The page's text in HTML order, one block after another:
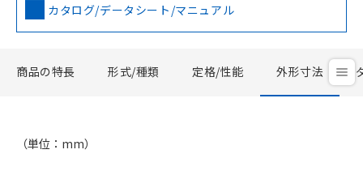
カタログ/データシート/マニュアル
商品の特長 形式/種類 定格/性能 外形寸法
（単位：mm）